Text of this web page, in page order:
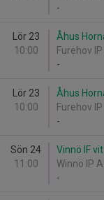
-
Lör 23
10:00
Åhus
Furehov
-
Lör 23
10:00
Åhus
Furehov
-
Sön 24
11:00
Vinnö IF
Winnö IP
-